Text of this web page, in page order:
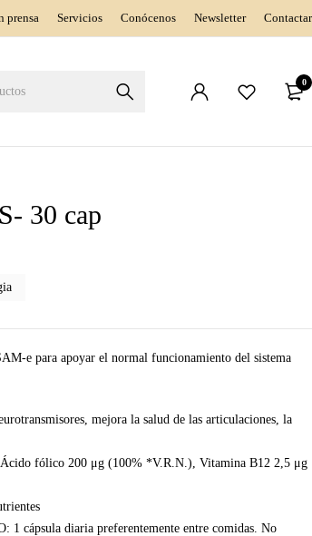
prensa Servicios Conócenos Newsletter Contactar
0
30 cap
e para apoyar el normal funcionamiento del sistema
mejora la salud de las articulaciones, la
Ácido fólico 200 μg (100% *V.R.N.), Vitamina B12 2,5 μg
cápsula diaria preferentemente entre comidas. No